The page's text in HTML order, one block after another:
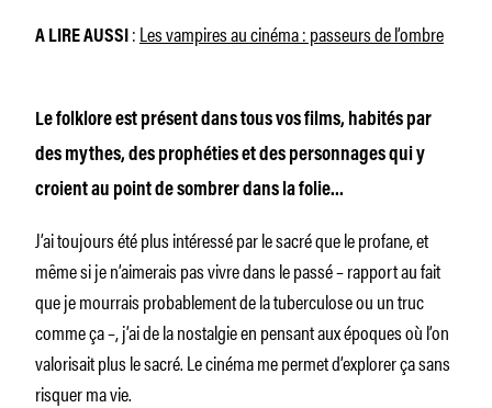
A LIRE AUSSI :Les vampires au cinéma : passeurs de l’ombre
Le folklore est présent dans tous vos films, habités par
des mythes, des prophéties et des personnages qui y
croient au point de sombrer dans la folie…
J’ai toujours été plus intéressé par le sacré que le profane, et
même si je n’aimerais pas vivre dans le passé – rapport au fait
que je mourrais probablement de la tuberculose ou un truc
comme ça –, j’ai de la nostalgie en pensant aux époques où l’on
valorisait plus le sacré. Le cinéma me permet d’explorer ça sans
risquer ma vie.